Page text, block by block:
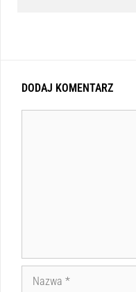
DODAJ KOMENTARZ